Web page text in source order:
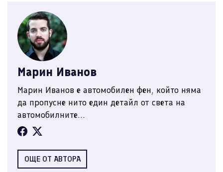
Марин Иванов
Марин Иванов е автомобилен фен, който няма
да пропусне нито един детайл от света на
автомобилните...
ОЩЕ ОТ АВТОРА